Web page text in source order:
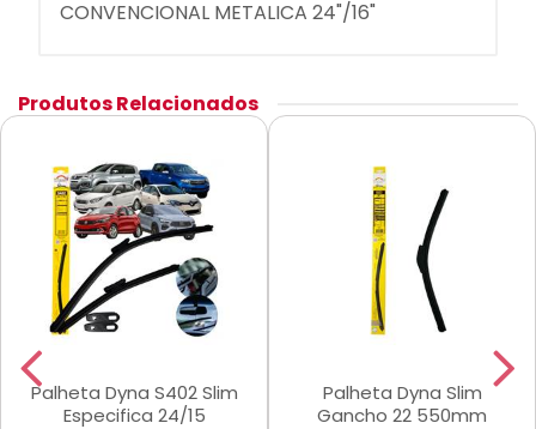
CONVENCIONAL METALICA 24"/16"
Produtos Relacionados
Palheta Dyna S402 Slim
Especifica 24/15
Palheta Dyna Slim
Gancho 22 550mm